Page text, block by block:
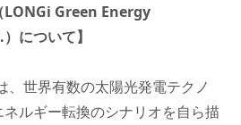
LONGi Green Energy
について】
、世界有数の太陽光発電テクノ
ルギー転換のシナリオを自ら描